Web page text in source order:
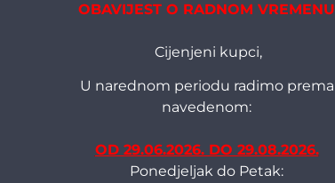
OBAVIJEST O RADNOM VREMENU
Cijenjeni kupci,
U narednom periodu radimo prema
navedenom:
OD 29.06.2026. DO 29.08.2026.
Ponedjeljak do Petak: